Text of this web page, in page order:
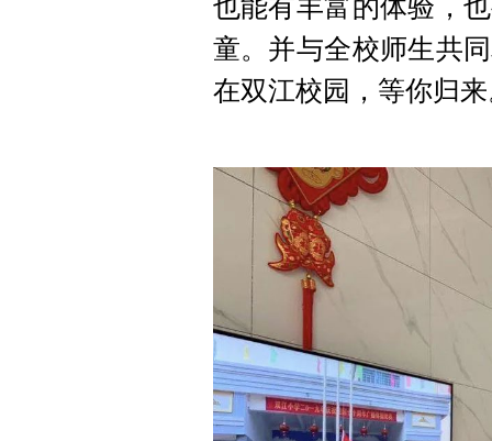
也能有丰富的体验，
童。并与全校师生共
在双江校园，等你归